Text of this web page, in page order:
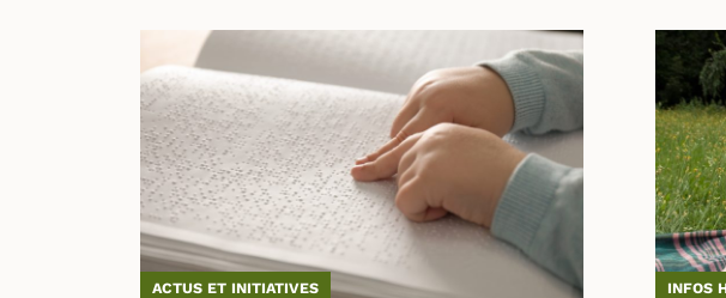
ACTUS ET INITIATIVES INFOS